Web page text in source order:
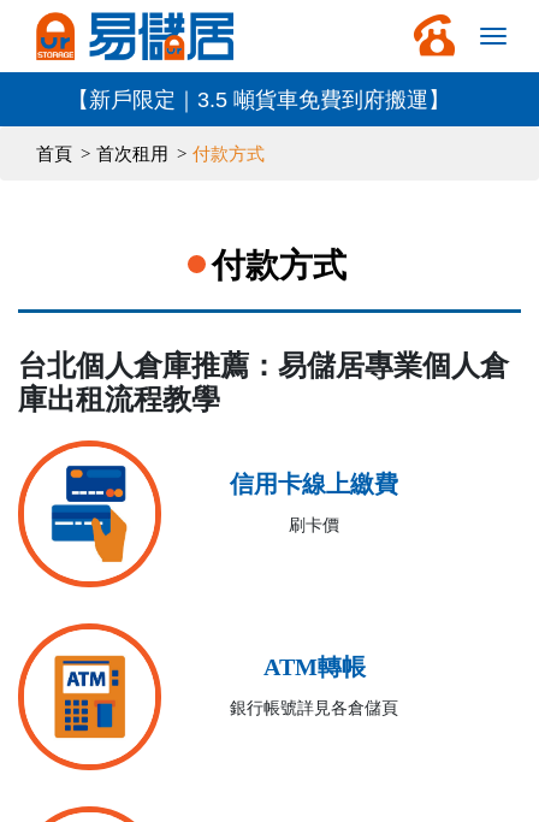
【新戶限定｜3.5 噸貨車免費到府搬運】
首頁 首次租用 付款方式
付款方式
台北個人倉庫推薦：易儲居專業個人倉
庫出租流程教學
信用卡線上繳費
刷卡價
ATM轉帳
銀行帳號詳見各倉儲頁